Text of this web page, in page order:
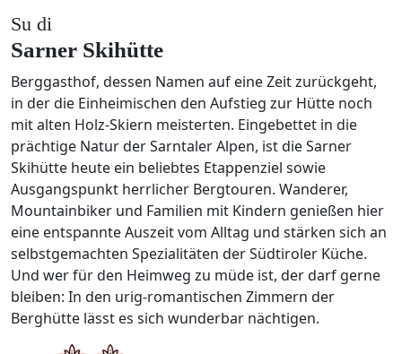
Su di
Sarner Skihütte
Berggasthof, dessen Namen auf eine Zeit zurückgeht,
in der die Einheimischen den Aufstieg zur Hütte noch
mit alten Holz-Skiern meisterten. Eingebettet in die
prächtige Natur der Sarntaler Alpen, ist die Sarner
Skihütte heute ein beliebtes Etappenziel sowie
Ausgangspunkt herrlicher Bergtouren. Wanderer,
Mountainbiker und Familien mit Kindern genießen hier
eine entspannte Auszeit vom Alltag und stärken sich an
selbstgemachten Spezialitäten der Südtiroler Küche.
Und wer für den Heimweg zu müde ist, der darf gerne
bleiben: In den urig-romantischen Zimmern der
Berghütte lässt es sich wunderbar nächtigen.